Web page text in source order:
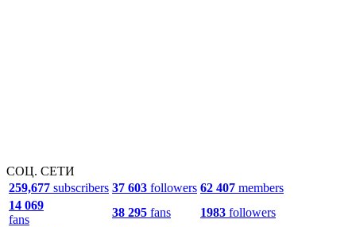
СОЦ. СЕТИ
259,677 subscribers 37 603 followers 62 407 members
14 069
fans
38 295 fans 1983 followers